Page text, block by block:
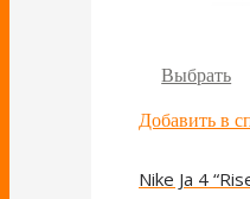
Выбрать
Добавить в
Nike Ja 4